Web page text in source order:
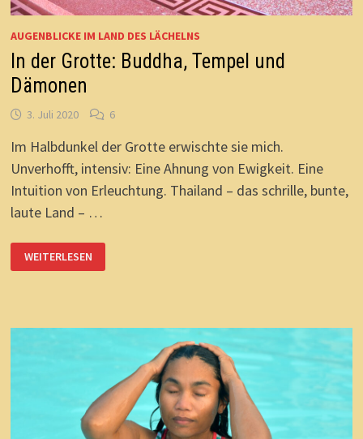
AUGENBLICKE IM LAND DES LÄCHELNS
In der Grotte: Buddha, Tempel und
Dämonen
3. Juli 2020 6
Im Halbdunkel der Grotte erwischte sie mich.
Unverhofft, intensiv: Eine Ahnung von Ewigkeit. Eine
Intuition von Erleuchtung. Thailand – das schrille, bunte,
laute Land – …
IN
DER
GROTTE:
WEITERLESEN